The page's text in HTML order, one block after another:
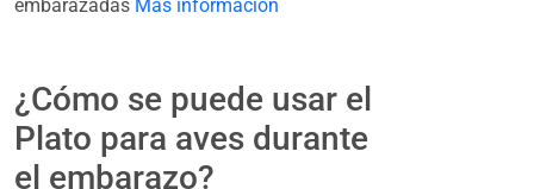
embarazadas Más información
¿Cómo se puede usar el
Plato para aves durante
el embarazo?